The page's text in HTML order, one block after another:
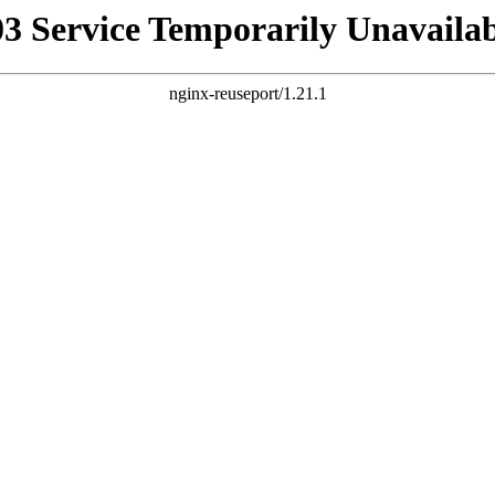
Service Temporarily
nginx-reuseport/1.21.1